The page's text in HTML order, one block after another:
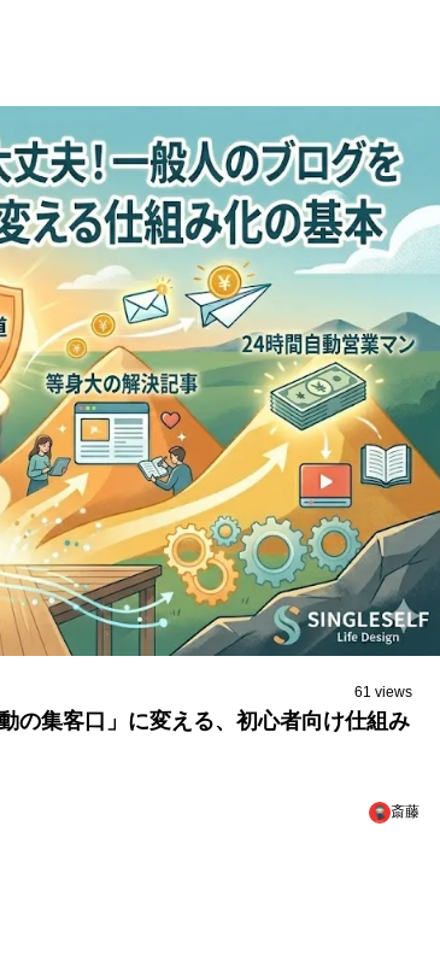
61 views
の集客口」に変える、初心者向け仕組み
斎藤